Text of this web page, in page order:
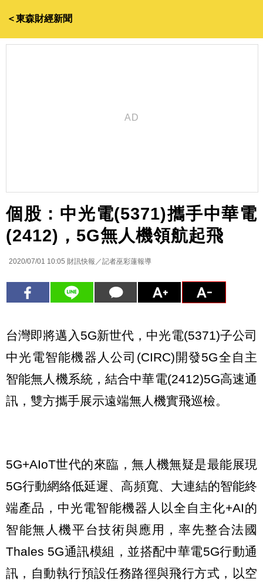
＜東森財經新聞
個股：中光電(5371)攜手中華電
(2412)，5G無人機領航起飛
2020/07/01 10:05 財訊快報／記者巫彩蓮報導
台灣即將邁入5G新世代，中光電(5371)子公司
中光電智能機器人公司(CIRC)開發5G全自主
智能無人機系統，結合中華電(2412)5G高速通
訊，雙方攜手展示遠端無人機實飛巡檢。
5G+AIoT世代的來臨，無人機無疑是最能展現
5G行動網絡低延遲、高頻寬、大連結的智能終
端產品，中光電智能機器人以全自主化+AI的
智能無人機平台技術與應用，率先整合法國
Thales 5G通訊模組，並搭配中華電5G行動通
訊，自動執行預設任務路徑與飛行方式，以空